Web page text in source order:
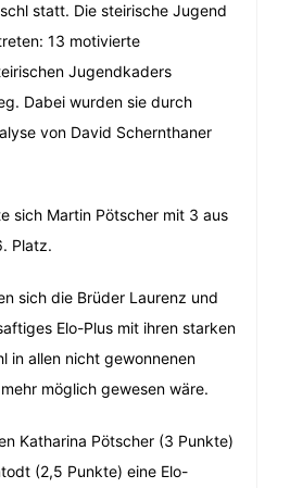
statt. Die steirische Jugend
13 motivierte
Jugendkaders
Dabei wurden sie durch
von David Schernthaner
sich Martin Pötscher mit 3 aus
Platz.
sich die Brüder Laurenz und
Elo-Plus mit ihren starken
in allen nicht gewonnenen
möglich gewesen wäre.
Katharina Pötscher (3 Punkte)
(2,5 Punkte) eine Elo-